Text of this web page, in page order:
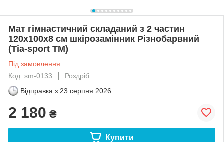
Мат гімнастичний складаний з 2 частин
120х100х8 см шкірозамінник Різнобарвний
(Тia-sport ТМ)
Під замовлення
Код: sm-0133
Роздріб
Відправка з 23 серпня 2026
2 180 ₴
Купити